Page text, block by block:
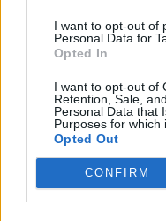
I want to opt-out of
Personal Data for
Opted In
I want to opt-out of
Retention, Sale,
Personal Data that
Purposes for which
Opted Out
CONFIRM